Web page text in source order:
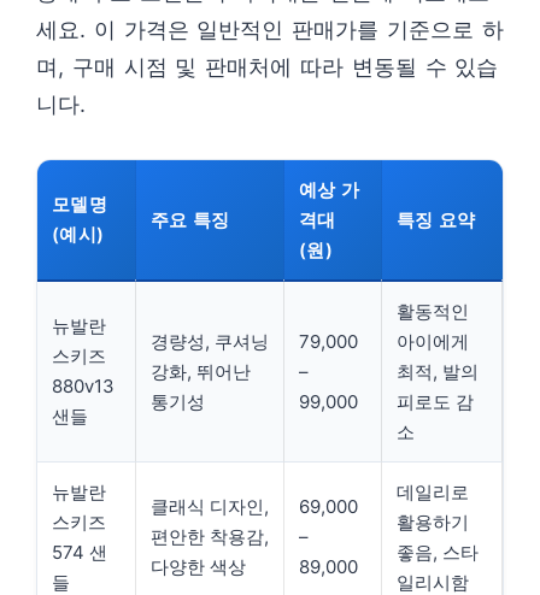
세요. 이 가격은 일반적인 판매가를 기준으로 하
며, 구매 시점 및 판매처에 따라 변동될 수 있습
니다.
모델명
(예시)
주요 특징
예상 가
격대
(원)
특징 요약
뉴발란
스키즈
880v13
샌들
경량성, 쿠셔닝
강화, 뛰어난
통기성
79,000
–
99,000
활동적인
아이에게
최적, 발의
피로도 감
소
뉴발란
스키즈
574 샌
들
클래식 디자인,
편안한 착용감,
다양한 색상
69,000
–
89,000
데일리로
활용하기
좋음, 스타
일리시함